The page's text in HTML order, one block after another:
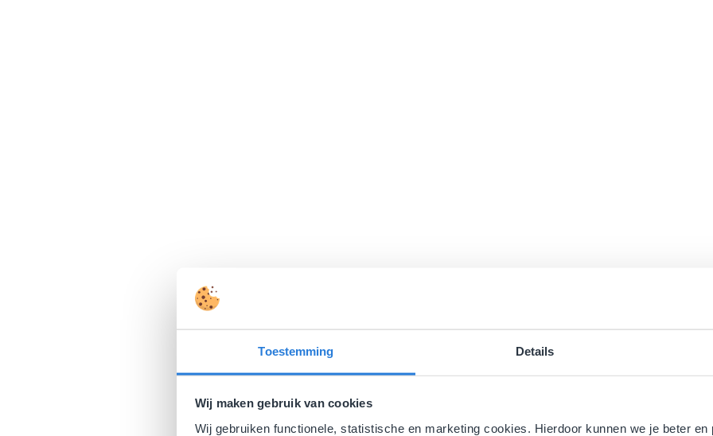
Toestemming Details
Wij maken gebruik van cookies
Wij gebruiken functionele, statistische en marketing cookies. Hierdoor kunnen we je beter